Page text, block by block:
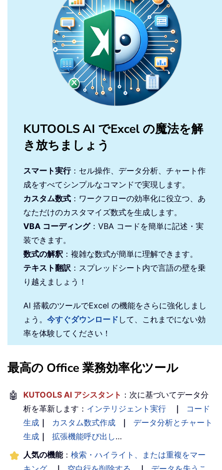
KUTOOLS AI でExcel の魔法を解
き放ちましょう
スマート実行：セル操作、データ分析、チャート作
成をすべてシンプルなコマンドで実現します。
カスタム数式 ：ワークフローの効率化に役立つ、あ
なただけのカスタマイズ数式を生成します。
VBA コーディング：VBA コードを簡単に記述・実
装できます。
数式の解釈 ：複雑な数式が簡単に理解できます。
テキスト翻訳 ：スプレッドシート内で言語の壁を乗
り越えましょう！
AI 搭載のツールでExcel の機能をさらに強化しまし
ょう。 今すぐダウンロード して、これまでにない効
率を体験してください！
最高の Office 業務効率化ツール
🤖 KUTOOLS AI アシスタント ：次に基づいてデータ分
析を革新します： インテリジェント実行 ｜
コード
生成 ｜ カスタム数式作成 ｜
データ分析とチャート
生成 ｜ 拡張機能呼び出し…
人気の機能： 検索・ハイライト、または重複をマー